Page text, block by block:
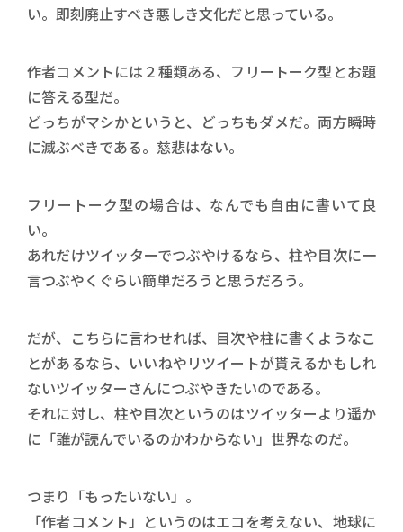
い。即刻廃止すべき悪しき文化だと思っている。
作者コメントには２種類ある、フリートーク型とお題
に答える型だ。
どっちがマシかというと、どっちもダメだ。両方瞬時
に滅ぶべきである。慈悲はない。
フリートーク型の場合は、なんでも自由に書いて良
い。
あれだけツイッターでつぶやけるなら、柱や目次に一
言つぶやくぐらい簡単だろうと思うだろう。
だが、こちらに言わせれば、目次や柱に書くようなこ
とがあるなら、いいねやリツイートが貰えるかもしれ
ないツイッターさんにつぶやきたいのである。
それに対し、柱や目次というのはツイッターより遥か
に「誰が読んでいるのかわからない」世界なのだ。
つまり「もったいない」。
「作者コメント」というのはエコを考えない、地球に